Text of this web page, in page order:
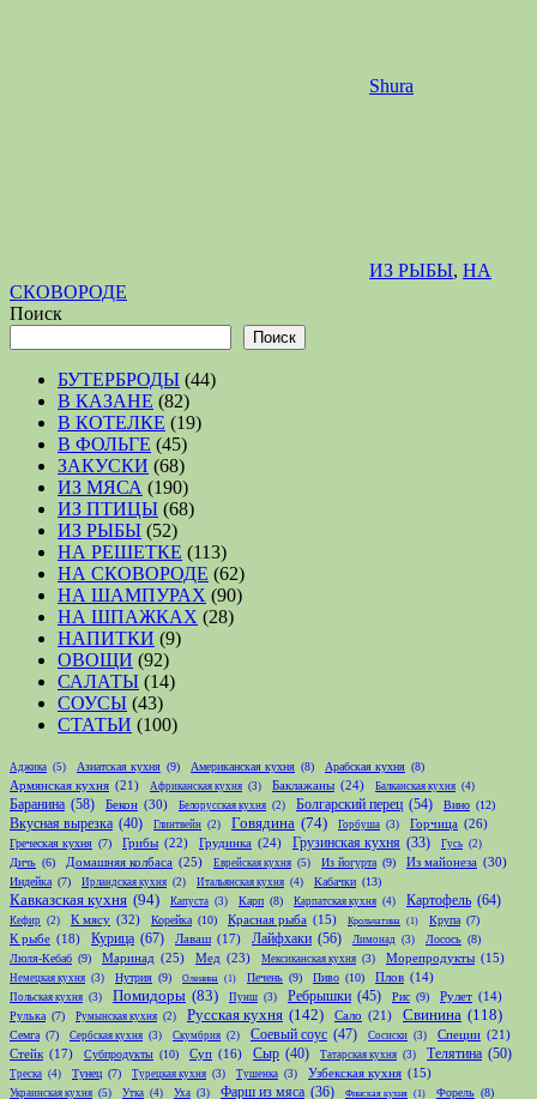
Shura
ИЗ РЫБЫ, НА
СКОВОРОДЕ
Поиск
Поиск
БУТЕРБРОДЫ (44)
В КАЗАНЕ (82)
В КОТЕЛКЕ (19)
В ФОЛЬГЕ (45)
ЗАКУСКИ (68)
ИЗ МЯСА (190)
ИЗ ПТИЦЫ (68)
ИЗ РЫБЫ (52)
НА РЕШЕТКЕ (113)
НА СКОВОРОДЕ (62)
НА ШАМПУРАХ (90)
НА ШПАЖКАХ (28)
НАПИТКИ (9)
ОВОЩИ (92)
САЛАТЫ (14)
СОУСЫ (43)
СТАТЬИ (100)
Аджика (5) Азиатская кухня (9) Американская кухня (8) Арабская кухня (8)
Армянская кухня (21) Африканская кухня (3) Баклажаны (24) Балканская кухня (4)
Баранина (58) Бекон (30) Белорусская кухня (2) Болгарский перец (54) Вино (12)
Вкусная вырезка (40) Глинтвейн (2) Говядина (74) Горбуша (3) Горчица (26)
Греческая кухня (7) Грибы (22) Грудинка (24) Грузинская кухня (33) Гусь (2)
Дичь (6) Домашняя колбаса (25) Еврейская кухня (5) Из йогурта (9) Из майонеза (30)
Индейка (7) Ирландская кухня (2) Итальянская кухня (4) Кабачки (13)
Кавказская кухня (94) Капуста (3) Карп (8) Карпатская кухня (4) Картофель (64)
Кефир (2) К мясу (32) Корейка (10) Красная рыба (15) Крольчатина (1) Крупа (7)
К рыбе (18) Курица (67) Лаваш (17) Лайфхаки (56) Лимонад (3) Лосось (8)
Люля-Кебаб (9) Маринад (25) Мед (23) Мексиканская кухня (3) Морепродукты (15)
Немецкая кухня (3) Нутрия (9) Оленина (1) Печень (9) Пиво (10) Плов (14)
Польская кухня (3) Помидоры (83) Пунш (3) Ребрышки (45) Рис (9) Рулет (14)
Рулька (7) Румынская кухня (2) Русская кухня (142) Сало (21) Свинина (118)
Семга (7) Сербская кухня (3) Скумбрия (2) Соевый соус (47) Сосиски (3) Специи (21)
Стейк (17) Субпродукты (10) Суп (16) Сыр (40) Татарская кухня (3) Телятина (50)
Треска (4) Тунец (7) Турецкая кухня (3) Тушенка (3) Узбекская кухня (15)
Украинская кухня (5) Утка (4) Уха (3) Фарш из мяса (36) Финская кухня (1) Форель (8)